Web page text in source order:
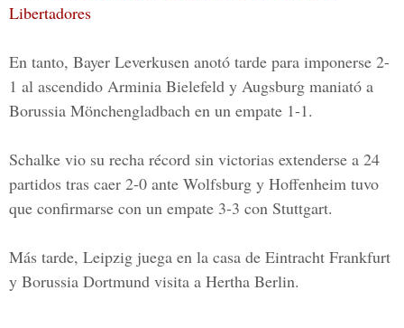
Libertadores
En tanto, Bayer Leverkusen anotó tarde para imponerse 2-
1 al ascendido Arminia Bielefeld y Augsburg maniató a
Borussia Mönchengladbach en un empate 1-1.
Schalke vio su recha récord sin victorias extenderse a 24
partidos tras caer 2-0 ante Wolfsburg y Hoffenheim tuvo
que confirmarse con un empate 3-3 con Stuttgart.
Más tarde, Leipzig juega en la casa de Eintracht Frankfurt
y Borussia Dortmund visita a Hertha Berlin.